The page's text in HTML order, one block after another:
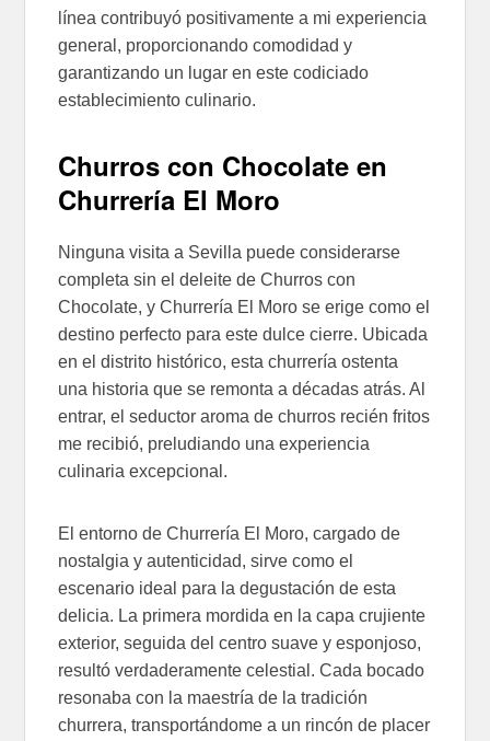
línea contribuyó positivamente a mi experiencia
general, proporcionando comodidad y
garantizando un lugar en este codiciado
establecimiento culinario.
Churros con Chocolate en
Churrería El Moro
Ninguna visita a Sevilla puede considerarse
completa sin el deleite de Churros con
Chocolate, y Churrería El Moro se erige como el
destino perfecto para este dulce cierre. Ubicada
en el distrito histórico, esta churrería ostenta
una historia que se remonta a décadas atrás. Al
entrar, el seductor aroma de churros recién fritos
me recibió, preludiando una experiencia
culinaria excepcional.
El entorno de Churrería El Moro, cargado de
nostalgia y autenticidad, sirve como el
escenario ideal para la degustación de esta
delicia. La primera mordida en la capa crujiente
exterior, seguida del centro suave y esponjoso,
resultó verdaderamente celestial. Cada bocado
resonaba con la maestría de la tradición
churrera, transportándome a un rincón de placer